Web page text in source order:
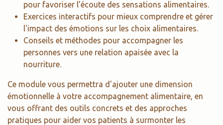
pour favoriser l’écoute des sensations alimentaires.
Exercices interactifs pour mieux comprendre et gérer
l'impact des émotions sur les choix alimentaires.
Conseils et méthodes pour accompagner les
personnes vers une relation apaisée avec la
nourriture.
Ce module vous permettra d'ajouter une dimension
émotionnelle à votre accompagnement alimentaire, en
vous offrant des outils concrets et des approches
pratiques pour aider vos patients à surmonter les